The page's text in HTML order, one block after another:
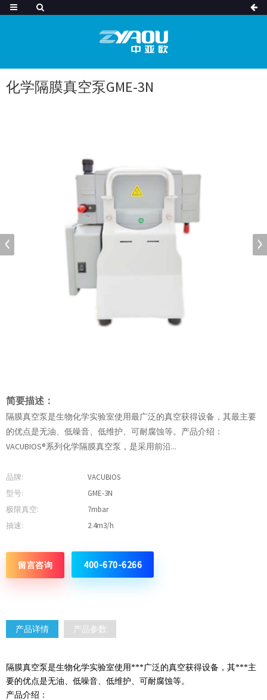
化学隔膜真空泵GME-3N
简要描述：
隔膜真空泵是生物化学实验室使用最广泛的真空获得设备，其最主要
的优点是无油、低噪音、低维护、可耐腐蚀等。产品介绍：
VACUBIOS®系列化学隔膜真空泵，是采用前沿...
品牌:
VACUBIOS
型号:
GME-3N
极限真空:
7mbar
抽速:
2.4m3/h
留言咨询 400-670-6266
产品详情 产品参数
隔膜真空泵是生物化学实验室使用***广泛的真空获得设备，其***主
要的优点是无油、低噪音、低维护、可耐腐蚀等。
产品介绍：